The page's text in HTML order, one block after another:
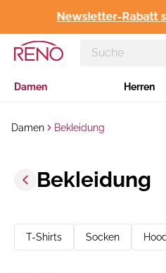
Newsletter-Rabatt
Damen Herren
Damen Bekleidung
Bekleidung
T-Shirts Socken